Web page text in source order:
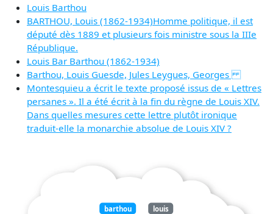
Louis Barthou
BARTHOU, Louis (1862-1934)Homme politique, il est
député dès 1889 et plusieurs fois ministre sous la IIIe
République.
Louis Bar Barthou (1862-1934)
Barthou, Louis Guesde, Jules Leygues, Georges
Montesquieu a écrit le texte proposé issus de « Lettres
persanes ». Il a été écrit à la fin du règne de Louis XIV.
Dans quelles mesures cette lettre plutôt ironique
traduit-elle la monarchie absolue de Louis XIV ?
barthou louis